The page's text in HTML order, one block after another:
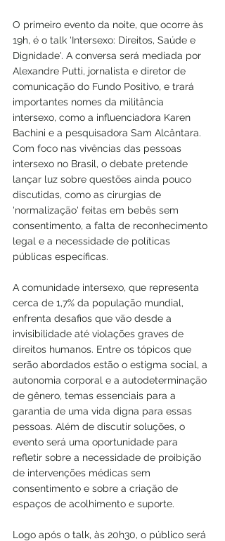
O primeiro evento da noite, que ocorre às
19h, é o talk 'Intersexo: Direitos, Saúde e
Dignidade'. A conversa será mediada por
Alexandre Putti, jornalista e diretor de
comunicação do Fundo Positivo, e trará
importantes nomes da militância
intersexo, como a influenciadora Karen
Bachini e a pesquisadora Sam Alcântara.
Com foco nas vivências das pessoas
intersexo no Brasil, o debate pretende
lançar luz sobre questões ainda pouco
discutidas, como as cirurgias de
'normalização' feitas em bebês sem
consentimento, a falta de reconhecimento
legal e a necessidade de políticas
públicas específicas.
A comunidade intersexo, que representa
cerca de 1,7% da população mundial,
enfrenta desafios que vão desde a
invisibilidade até violações graves de
direitos humanos. Entre os tópicos que
serão abordados estão o estigma social, a
autonomia corporal e a autodeterminação
de gênero, temas essenciais para a
garantia de uma vida digna para essas
pessoas. Além de discutir soluções, o
evento será uma oportunidade para
refletir sobre a necessidade de proibição
de intervenções médicas sem
consentimento e sobre a criação de
espaços de acolhimento e suporte.
Logo após o talk, às 20h30, o público será